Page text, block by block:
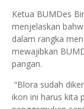
Ketua BUMDes
menjelaskan
dalam rangka
mewajibkan
pangan.
“Blora sudah
ikon ini harus kita